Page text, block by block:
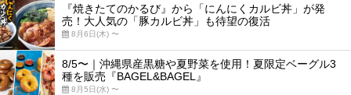
『焼きたてのかるび』から「にんにくカルビ丼」が発
売！大人気の「豚カルビ丼」も待望の復活
8月6日(木) 〜
8/5〜｜沖縄県産黒糖や夏野菜を使用！夏限定ベーグル3
種を販売『BAGEL&BAGEL』
8月5日(水) 〜